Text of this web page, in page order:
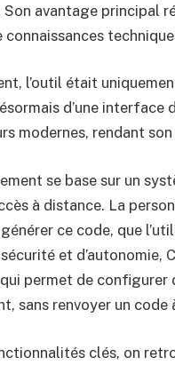
avantage principal
connaissances
l’outil était
d’une
modernes, rendant
se base sur un
à distance. La
ce code, que
et d’autonomie,
permet de
sans renvoyer un code
clés, on